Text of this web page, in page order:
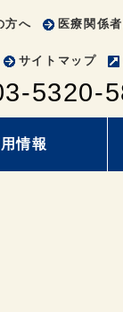
方へ 医療関係
サイトマップ
5320-
情報